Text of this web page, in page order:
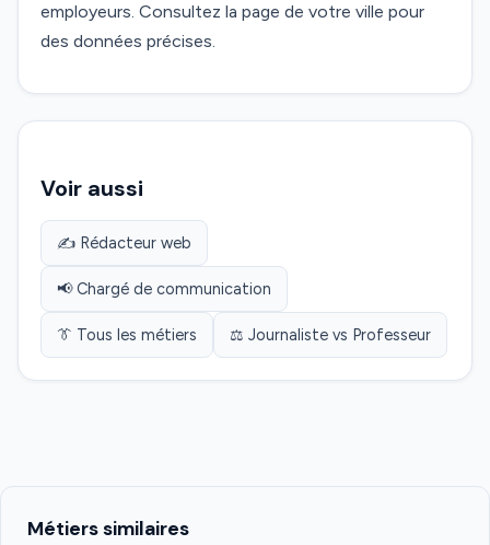
employeurs. Consultez la page de votre ville pour
des données précises.
Voir aussi
✍️ Rédacteur web
📢 Chargé de communication
👔 Tous les métiers ⚖️ Journaliste vs Professeur
Métiers similaires